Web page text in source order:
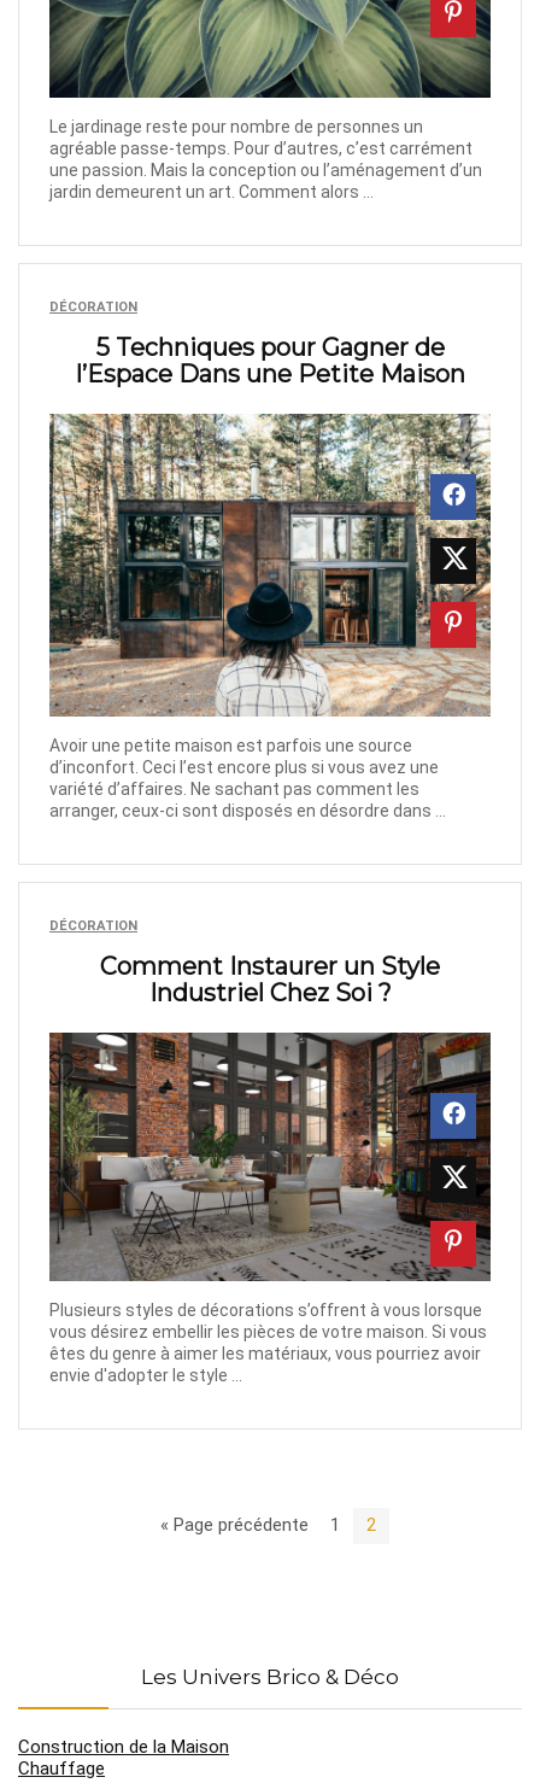
Le jardinage reste pour nombre de personnes un
agréable passe-temps. Pour d’autres, c’est carrément
une passion. Mais la conception ou l’aménagement d’un
jardin demeurent un art. Comment alors ...
DÉCORATION
5 Techniques pour Gagner de
l’Espace Dans une Petite Maison
Avoir une petite maison est parfois une source
d’inconfort. Ceci l’est encore plus si vous avez une
variété d’affaires. Ne sachant pas comment les
arranger, ceux-ci sont disposés en désordre dans ...
DÉCORATION
Comment Instaurer un Style
Industriel Chez Soi ?
Plusieurs styles de décorations s’offrent à vous lorsque
vous désirez embellir les pièces de votre maison. Si vous
êtes du genre à aimer les matériaux, vous pourriez avoir
envie d'adopter le style ...
« Page précédente 1 2
Les Univers Brico & Déco
Construction de la Maison
Chauffage